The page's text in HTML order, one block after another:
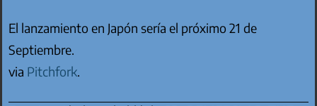
El lanzamiento en Japón sería el próximo 21 de
Septiembre.
via Pitchfork.